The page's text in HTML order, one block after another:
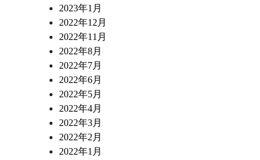
2023年1月
2022年12月
2022年11月
2022年8月
2022年7月
2022年6月
2022年5月
2022年4月
2022年3月
2022年2月
2022年1月